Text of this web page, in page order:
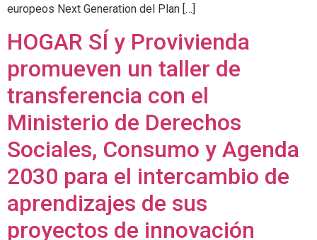
europeos Next Generation del Plan […]
HOGAR SÍ y Provivienda
promueven un taller de
transferencia con el
Ministerio de Derechos
Sociales, Consumo y Agenda
2030 para el intercambio de
aprendizajes de sus
proyectos de innovación